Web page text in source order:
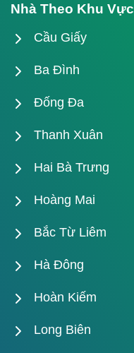
Nhà Theo Khu Vực
Cầu Giấy
Ba Đình
Đống Đa
Thanh Xuân
Hai Bà Trưng
Hoàng Mai
Bắc Từ Liêm
Hà Đông
Hoàn Kiếm
Long Biên